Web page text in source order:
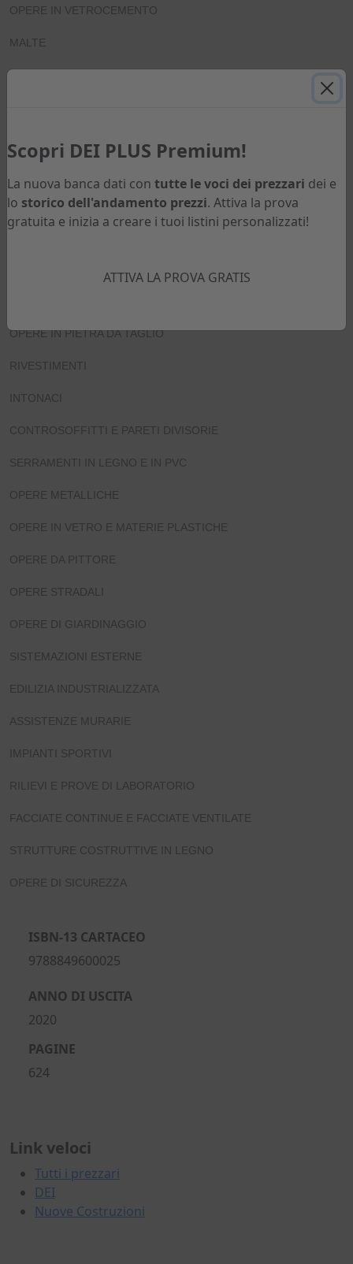
OPERE IN VETROCEMENTO
MALTE
TETTI E MANTI DI COPERTURA
OPERE IN PIETRA DA TAGLIO
RIVESTIMENTI
INTONACI
CONTROSOFFITTI E PARETI DIVISORIE
SERRAMENTI IN LEGNO E IN PVC
OPERE METALLICHE
OPERE IN VETRO E MATERIE PLASTICHE
OPERE DA PITTORE
OPERE STRADALI
OPERE DI GIARDINAGGIO
SISTEMAZIONI ESTERNE
EDILIZIA INDUSTRIALIZZATA
ASSISTENZE MURARIE
IMPIANTI SPORTIVI
RILIEVI E PROVE DI LABORATORIO
FACCIATE CONTINUE E FACCIATE VENTILATE
STRUTTURE COSTRUTTIVE IN LEGNO
OPERE DI SICUREZZA
ISBN-13 CARTACEO
9788849600025
ANNO DI USCITA
2020
PAGINE
624
Link veloci
Tutti i prezzari
DEI
Nuove Costruzioni
Scopri DEI PLUS Premium!
La nuova banca dati con tutte le voci dei prezzari dei e
lo storico dell'andamento prezzi. Attiva la prova
gratuita e inizia a creare i tuoi listini personalizzati!
ATTIVA LA PROVA GRATIS